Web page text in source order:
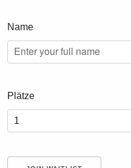
Name
Plätze